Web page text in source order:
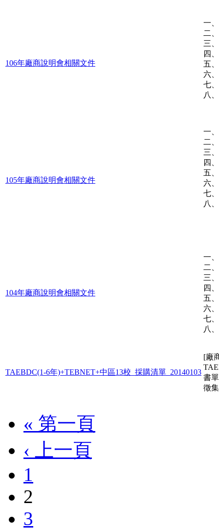
106年廠商說明會相關文件
一
二
三
四
五
六
七
八
105年廠商說明會相關文件
一
二
三
四
五
六
七
八
104年廠商說明會相關文件
一
二
三
四
五
六
七
八
TAEBDC(1-6年)+TEBNET+中區13校_採購清單_20140103
[廠
書
徵
« 第一頁
‹ 上一頁
1
2
3